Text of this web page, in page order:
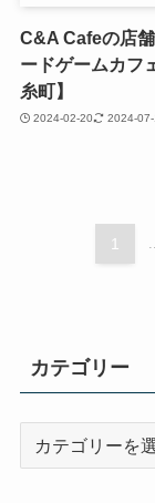
C&A Cafeの店
ードゲームカフ
糸町】
2024-02-20 2024-07-
1
カテゴリー